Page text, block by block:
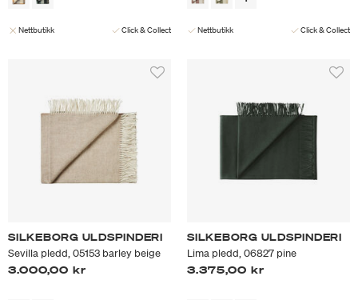
Nettbutikk Click & Collect Nettbutikk Click & Collect
SILKEBORG ULDSPINDERI
Sevilla pledd, 05153 barley beige
3.000,00 kr
SILKEBORG ULDSPINDERI
Lima pledd, 06827 pine
3.375,00 kr